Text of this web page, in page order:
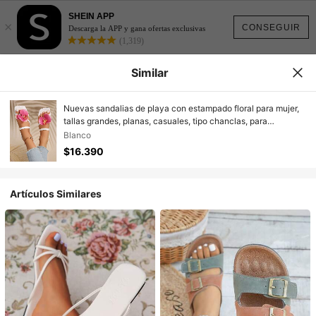
CONSEGUIR
×
SHEIN APP
Descarga la APP y gana ofertas exclusivas
(1,319)
Similar
Nuevas sandalias de playa con estampado floral para mujer,
tallas grandes, planas, casuales, tipo chanclas, para
primavera y verano
Blanco
$16.390
Artículos Similares